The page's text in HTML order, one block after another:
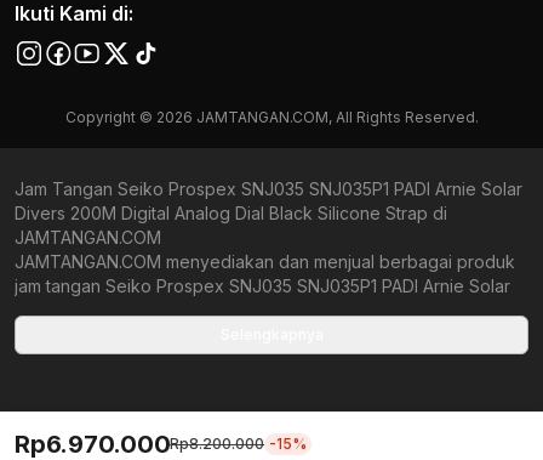
Ikuti Kami di:
Copyright © 2026 JAMTANGAN.COM, All Rights Reserved.
Jam Tangan Seiko Prospex SNJ035 SNJ035P1 PADI Arnie Solar
Divers 200M Digital Analog Dial Black Silicone Strap di
JAMTANGAN.COM
JAMTANGAN.COM menyediakan dan menjual berbagai produk
jam tangan Seiko Prospex SNJ035 SNJ035P1 PADI Arnie Solar
Kami berkomitmen untuk memberi penawaran terbaik bagi
yang tersedia merupakan produk jam tangan original,
berkualitas tinggi, dan memiliki harga yang lebih terjangkau dari
toko online Indonesia lainnya. Anda, watchlovers, merupakan
Rp6.970.000Rp8.200.000 -15%